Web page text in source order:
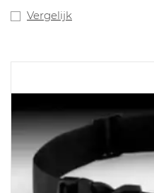
de vlakke oppervlakken.
Vergelijk